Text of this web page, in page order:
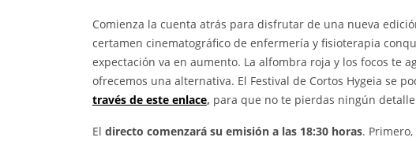
Comienza la cuenta atrás para disfrutar de una nueva
certamen cinematográfico de enfermería y fisioterapia
expectación va en aumento. La alfombra roja y los focos te
ofrecemos una alternativa. El Festival de Cortos Hygeia se
través de este enlace, para que no te pierdas ningún
El directo comenzará su emisión a las 18:30 horas.